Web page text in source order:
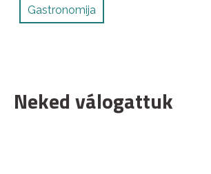
Gastronomija
Neked válogattuk